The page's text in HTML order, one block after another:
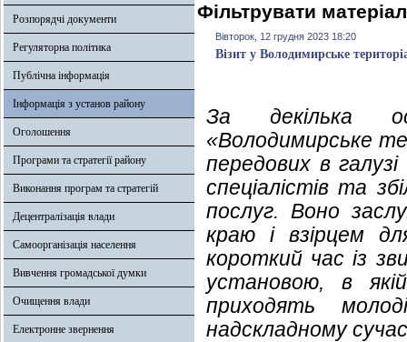
Розпорядчі документи
Регуляторна політика
Публічна інформація
Інформація з установ району
Оголошення
Програми та стратегії району
Виконання програм та стратегій
Децентралізація влади
Самоорганізація населення
Вивчення громадської думки
Очищення влади
Електронне звернення
Фільтрувати
Вівторок, 12 грудня 2023 18:20
Візит у Володимирське
За декілька
«Володимирське
передових в
спеціалістів та
послуг. Воно
краю і взірцем
короткий час із
установою, в
приходять
надскладному